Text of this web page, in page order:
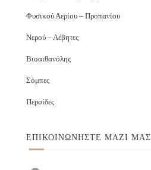
Φυσικού Αερίου – Προπανίου
Νερού – Λέβητες
Βιοαιθανόλης
Σόμπες
Περσίδες
ΕΠΙΚΟΙΝΩΝΉΣΤΕ ΜΑΖΊ ΜΑΣ